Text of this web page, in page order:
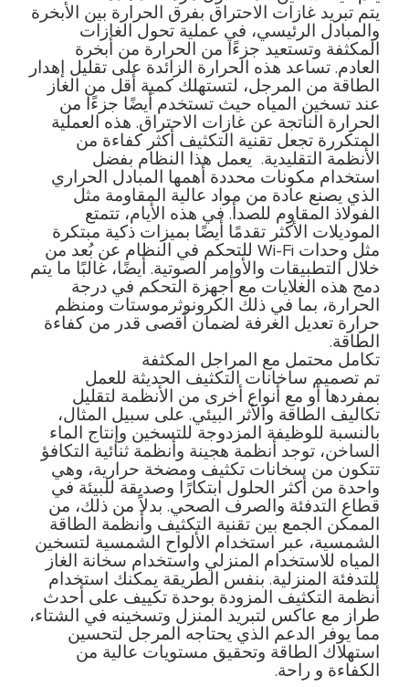
يتم تبريد غازات الاحتراق بفرق الحرارة بين الأبخرة
والمبادل الرئيسي، في عملية تحول الغازات
المكثفة وتستعيد جزءًا من الحرارة من أبخرة
العادم. تساعد هذه الحرارة الزائدة على تقليل إهدار
الطاقة من المرجل، لتستهلك كمية أقل من الغاز
عند تسخين المياه حيث تستخدم أيضًا جزءًا من
الحرارة الناتجة عن غازات الاحتراق. هذه العملية
المتكررة تجعل تقنية التكثيف أكثر كفاءة من
الأنظمة التقليدية. يعمل هذا النظام بفضل
استخدام مكونات محددة أهمها المبادل الحراري
الذي يصنع عادة من مواد عالية المقاومة مثل
الفولاذ المقاوم للصدأ. في هذه الأيام، تتمتع
الموديلات الأكثر تقدمًا أيضًا بميزات ذكية مبتكرة
مثل وحدات Wi-Fi للتحكم في النظام عن بُعد من
خلال التطبيقات والأوامر الصوتية. أيضًا، غالبًا ما يتم
دمج هذه الغلايات مع أجهزة التحكم في درجة
الحرارة، بما في ذلك الكرونوثرموستات ومنظم
حرارة تعديل الغرفة لضمان أقصى قدر من كفاءة
الطاقة.
تكامل محتمل مع المراجل المكثفة
تم تصميم ساخانات التكثيف الحديثة للعمل
بمفردها أو مع أنواع أخرى من الأنظمة لتقليل
تكاليف الطاقة والأثر البيئي. على سبيل المثال،
بالنسبة للوظيفة المزدوجة للتسخين وإنتاج الماء
الساخن، توجد أنظمة هجينة وأنظمة ثنائية التكافؤ
تتكون من سخانات تكثيف ومضخة حرارية، وهي
واحدة من أكثر الحلول ابتكارًا وصديقة للبيئة في
قطاع التدفئة والصرف الصحي. بدلاً من ذلك، من
الممكن الجمع بين تقنية التكثيف وأنظمة الطاقة
الشمسية، عبر استخدام الألواح الشمسية لتسخين
المياه للاستخدام المنزلي واستخدام سخانة الغاز
للتدفئة المنزلية. بنفس الطريقة يمكنك استخدام
أنظمة التكثيف المزودة بوحدة تكييف على أحدث
طراز مع عاكس لتبريد المنزل وتسخينه في الشتاء،
مما يوفر الدعم الذي يحتاجه المرجل لتحسين
استهلاك الطاقة وتحقيق مستويات عالية من
الكفاءة و راحة.